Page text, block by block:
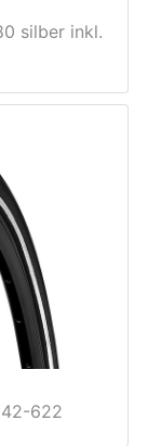
silber inkl.
622